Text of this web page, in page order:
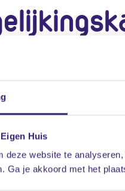
Huis
deze website te
Ga je akkoord met het
gaat doen en wat dat
naar de
de adviseur of
en of hij alleen zijn
aangaat, kun je je